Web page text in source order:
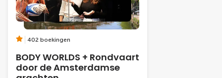
402 boekingen
BODY WORLDS + Rondvaart
door de Amsterdamse